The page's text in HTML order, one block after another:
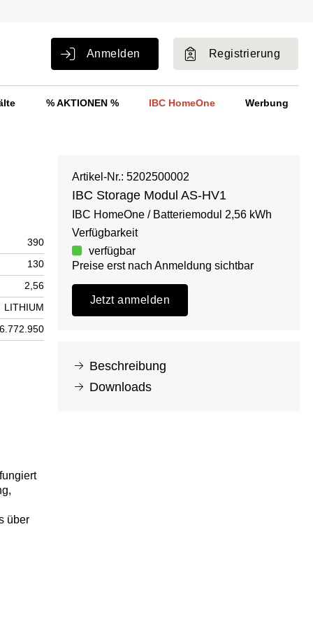
Anmelden Registrierung
% AKTIONEN % IBC HomeOne Werbung
390
130
2,56
LITHIUM
über
Artikel-Nr.: 5202500002
IBC Storage Modul AS-HV1
IBC HomeOne / Batteriemodul 2,56 kWh
Verfügbarkeit
verfügbar
Preise erst nach Anmeldung sichtbar
Jetzt anmelden
Beschreibung
Downloads